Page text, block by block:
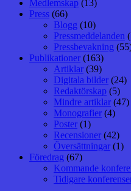
Medlemskap (13)
Press (66)
Blogg (10)
Pressmeddelanden
Pressbevakning
Publikationer (163)
Artiklar (39)
Digitala bilder (24)
Redaktörskap (5)
Mindre artiklar (47)
Monografier (4)
Poster (1)
Recensioner (42)
Översättningar (1)
Föredrag (67)
Kommande
Tidigare